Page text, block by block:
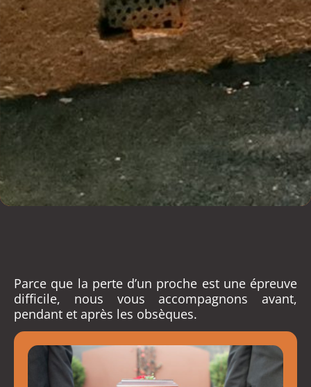
Parce que la perte d’un proche est une épreuve
difficile, nous vous accompagnons avant,
pendant et après les obsèques.